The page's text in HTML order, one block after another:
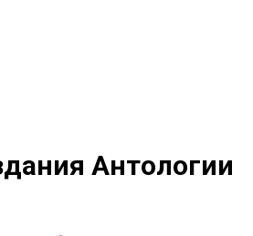
Антологии